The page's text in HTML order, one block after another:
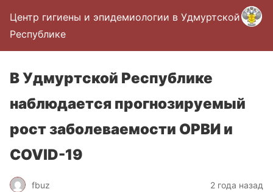
Центр гигиены и эпидемиологии в Удмуртской
Республике
В Удмуртской Республике
наблюдается прогнозируемый
рост заболеваемости ОРВИ и
COVID-19
fbuz 2 года назад